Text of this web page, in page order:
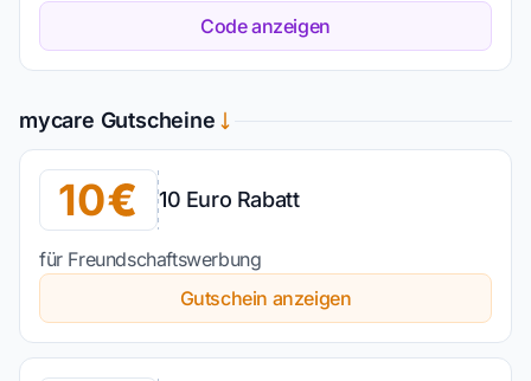
Code anzeigen
mycare Gutscheine
10 10 Euro Rabatt
für Freundschaftswerbung
Gutschein anzeigen